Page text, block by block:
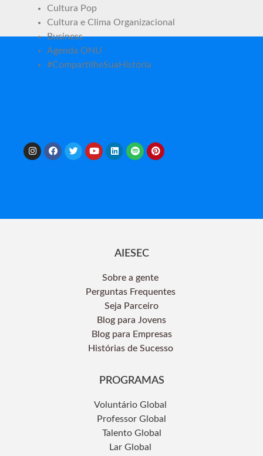
Cultura Pop
Cultura e Clima Organizacional
Business
Agenda ONU
#CompartilheSuaHistória
AIESEC
Sobre a gente
Perguntas Frequentes
Seja Parceiro
Blog para Jovens
Blog para Empresas
Histórias de Sucesso
PROGRAMAS
Voluntário Global
Professor Global
Talento Global
Lar Global